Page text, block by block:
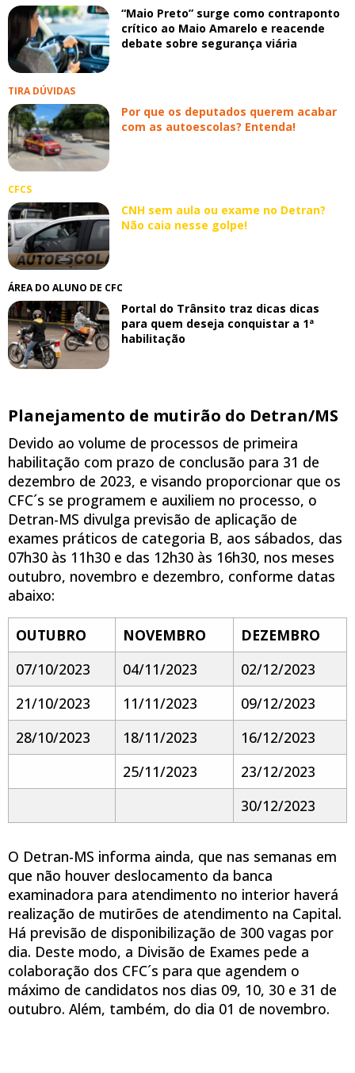
“Maio Preto” surge como contraponto
crítico ao Maio Amarelo e reacende
debate sobre segurança viária
TIRA DÚVIDAS
Por que os deputados querem acabar
com as autoescolas? Entenda!
CFCS
CNH sem aula ou exame no Detran?
Não caia nesse golpe!
ÁREA DO ALUNO DE CFC
Portal do Trânsito traz dicas dicas
para quem deseja conquistar a 1ª
habilitação
Planejamento de mutirão do Detran/MS
Devido ao volume de processos de primeira
habilitação com prazo de conclusão para 31 de
dezembro de 2023, e visando proporcionar que os
CFC´s se programem e auxiliem no processo, o
Detran-MS divulga previsão de aplicação de
exames práticos de categoria B, aos sábados, das
07h30 às 11h30 e das 12h30 às 16h30, nos meses
outubro, novembro e dezembro, conforme datas
abaixo:
OUTUBRO NOVEMBRO
DEZEMBRO
07/10/2023
04/11/2023
02/12/2023
21/10/2023
11/11/2023
09/12/2023
28/10/2023
18/11/2023
16/12/2023
25/11/2023
23/12/2023
30/12/2023
O Detran-MS informa ainda, que nas semanas em
que não houver deslocamento da banca
examinadora para atendimento no interior haverá
realização de mutirões de atendimento na Capital.
Há previsão de disponibilização de 300 vagas por
dia. Deste modo, a Divisão de Exames pede a
colaboração dos CFC´s para que agendem o
máximo de candidatos nos dias 09, 10, 30 e 31 de
outubro. Além, também, do dia 01 de novembro.